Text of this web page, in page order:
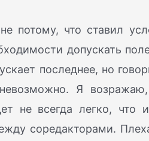
потому, что ставил
допускать
последнее, но
Я
не всегда легко, что
соредакторами.